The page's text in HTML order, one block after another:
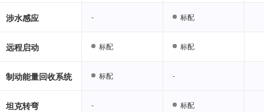
涉水感应 - 标配
远程启动 标配 标配
制动能量回收系统 标配 -
坦克转弯 - 标配
- 标配
标配 标配
标配 -
- 标配